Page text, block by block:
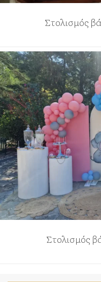
Στολισμός
Στολισμός